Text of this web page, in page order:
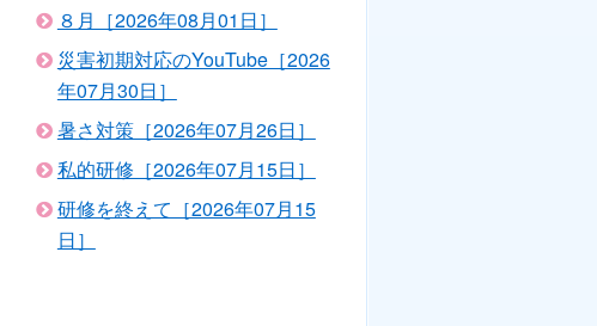
８月［2026年08月01日］
災害初期対応のYouTube［2026
年07月30日］
暑さ対策［2026年07月26日］
私的研修［2026年07月15日］
研修を終えて［2026年07月15
日］